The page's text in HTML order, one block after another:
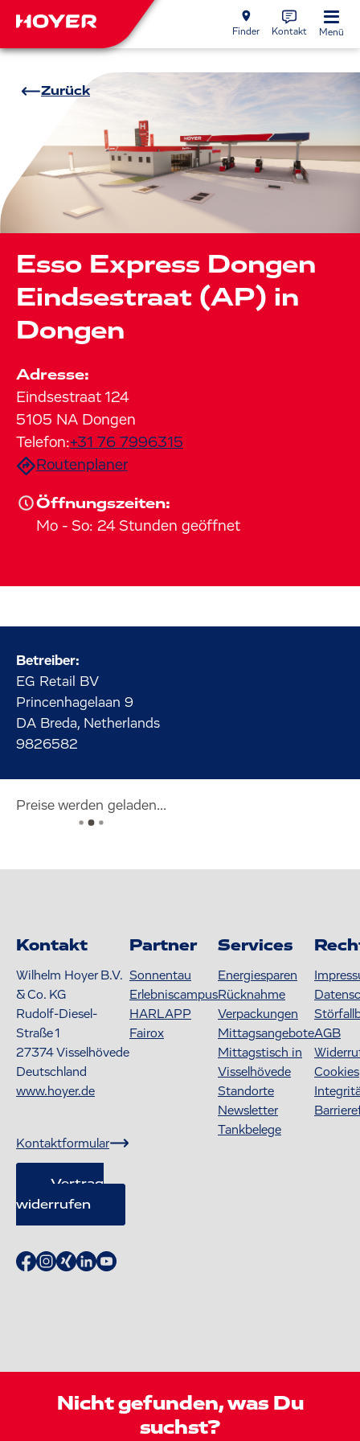
Finder Kontakt Menü
Zurück
Esso Express Dongen
Eindsestraat (AP) in
Dongen
Adresse:
Eindsestraat 124
5105 NA Dongen
Telefon:+31 76 7996315
Routenplaner
Öffnungszeiten:
Mo - So: 24 Stunden geöffnet
Betreiber:
EG Retail BV
Princenhagelaan 9
DA Breda, Netherlands
9826582
Preise werden geladen...
Kontakt
Wilhelm Hoyer B.V.
& Co. KG
Rudolf-Diesel-
Straße 1
27374Visselhövede
Deutschland
www.hoyer.de
Kontaktformular
Vertrag
widerrufen
Partner
Sonnentau
Erlebniscampus
HARLAPP
Fairox
Services
Energiesparen
Rücknahme
Verpackungen
Mittagsangebote
Mittagstisch in
Visselhövede
Standorte
Newsletter
Tankbelege
AGB
Cookies
Nicht gefunden, was Du
suchst?